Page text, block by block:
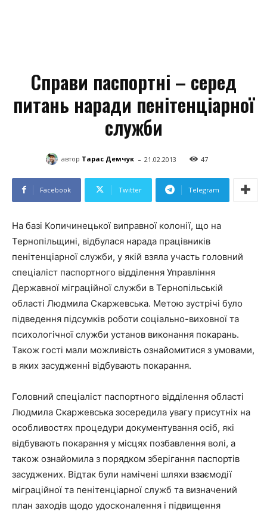
Справи паспортні – серед
питань наради пенітенціарної
служби
автор Тарас Демчук - 21.02.2013 47
Facebook Twitter Telegram
На базі Копичинецької виправної колонії, що на
Тернопільщині, відбулася нарада працівників
пенітенціарної служби, у якій взяла участь головний
спеціаліст паспортного відділення Управління
Державної міграційної служби в Тернопільській
області Людмила Скаржевська. Метою зустрічі було
підведення підсумків роботи соціально-виховної та
психологічної служби установ виконання покарань.
Також гості мали можливість ознайомитися з умовами,
в яких засудженні відбувають покарання.
Головний спеціаліст паспортного відділення області
Людмила Скаржевська зосередила увагу присутніх на
особливостях процедури документування осіб, які
відбувають покарання у місцях позбавлення волі, а
також ознайомила з порядком зберігання паспортів
засуджених. Відтак були намічені шляхи взаємодії
міграційної та пенітенціарної служб та визначений
план заходів щодо удосконалення і підвищення